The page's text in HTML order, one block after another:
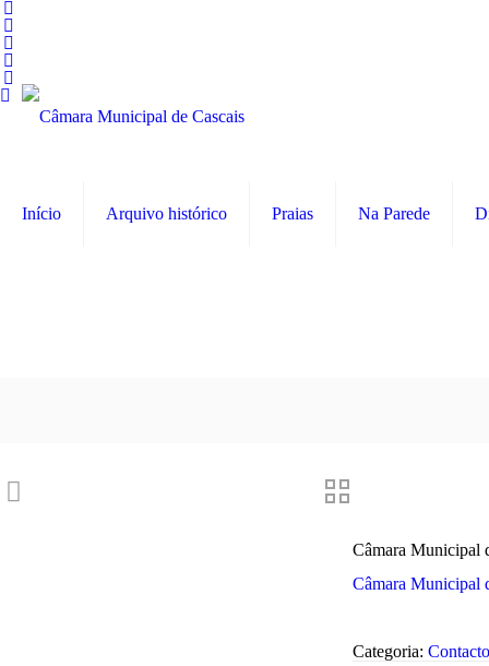
Início Arquivo histórico Praias Na Parede
Câmara Municipal
Câmara Municipal
Categoria: